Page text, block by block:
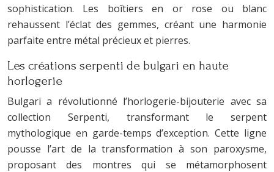
sophistication. Les boîtiers en or rose ou blanc
rehaussent l’éclat des gemmes, créant une harmonie
parfaite entre métal précieux et pierres.
Les créations serpenti de bulgari en haute
horlogerie
Bulgari a révolutionné l’horlogerie-bijouterie avec sa
collection Serpenti, transformant le serpent
mythologique en garde-temps d’exception. Cette ligne
pousse l’art de la transformation à son paroxysme,
proposant des montres qui se métamorphosent